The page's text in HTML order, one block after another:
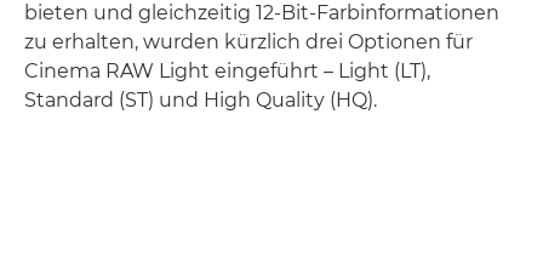
bieten und gleichzeitig 12-Bit-Farbinformationen
zu erhalten, wurden kürzlich drei Optionen für
Cinema RAW Light eingeführt – Light (LT),
Standard (ST) und High Quality (HQ).